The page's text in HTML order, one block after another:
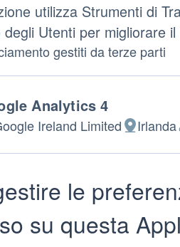
utilizza Strumenti di
Utenti per migliorare
gestiti da terze parti
Analytics 4
Ireland LimitedLuogo
del
Irlanda
le
su questa